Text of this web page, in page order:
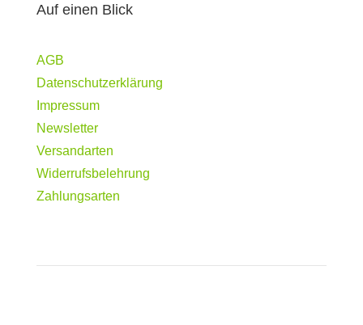
Auf einen Blick
AGB
Datenschutzerklärung
Impressum
Newsletter
Versandarten
Widerrufsbelehrung
Zahlungsarten